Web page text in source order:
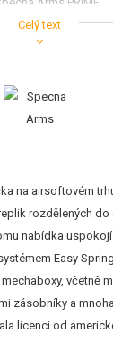
motory Specna Arms
novým
která bude hned
Coating
závitem.
Celý text
na airsoftovém
rozdělených do
nabídka
Easy
včetně
zásobníky a
licenci od